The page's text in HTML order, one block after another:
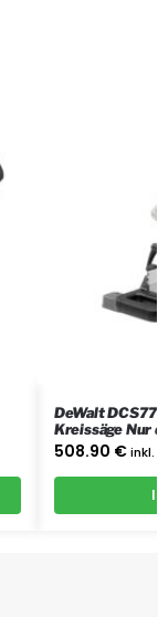
DeWalt
Kreissäge Nur
508.90 € inkl.